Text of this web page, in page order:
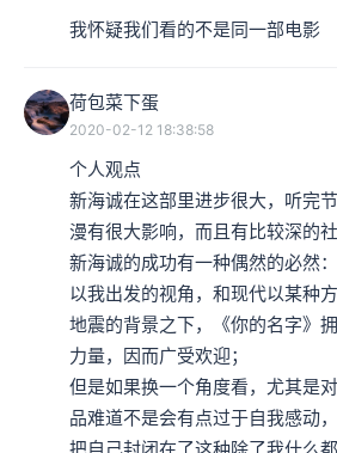
我怀疑我们看的不是同一部电影
荷包菜下蛋
2020-02-12 18:38:58
个人观点
新海诚在这部里进步很大，听完
漫有很大影响，而且有比较深的
新海诚的成功有一种偶然的必然
以我出发的视角，和现代以某种
地震的背景之下，《你的名字》
力量，因而广受欢迎；
但是如果换一个角度看，尤其是
品难道不是会有点过于自我感动
把自己封闭在了这种除了我什么